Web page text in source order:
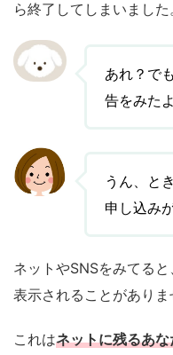
ら終了してしまいました
あれ？で
告をみた
うん、と
申し込み
ネットやSNSをみてる
表示されることがありま
これはネットに残るあ